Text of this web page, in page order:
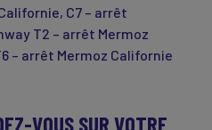
C7 – arrêt
T2 – arrêt Mermoz
– arrêt Mermoz Californie
VOUS SUR VOTRE